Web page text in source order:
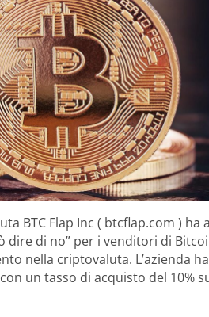
BTC Flap Inc ( btcflap.com ) ha
dire di no” per i venditori di
nella criptovaluta. L’azienda
un tasso di acquisto del 10%